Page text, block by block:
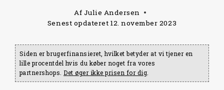
Af Julie Andersen
Senest opdateret 12. november 2023
Siden er brugerfinansieret, hvilket betyder at vi tjener en
lille procentdel hvis du køber noget fra vores
partnershops.Det øger ikke prisen for dig